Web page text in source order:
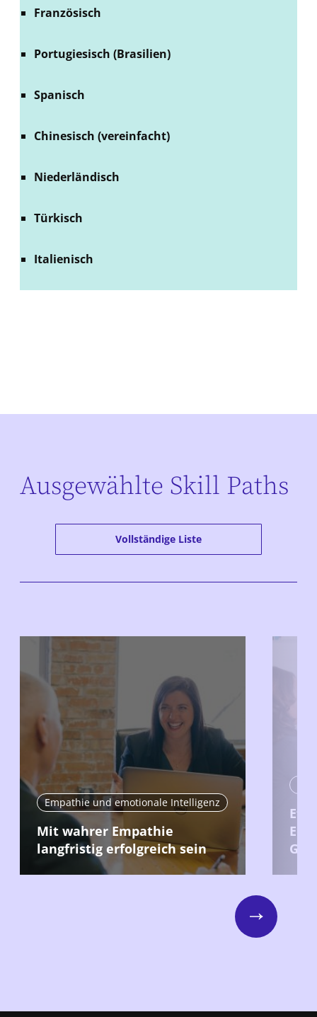
Französisch
Portugiesisch (Brasilien)
Spanisch
Chinesisch (vereinfacht)
Niederländisch
Türkisch
Italienisch
Ausgewählte Skill Paths
Vollständige Liste
Empathie und emotionale Intelligenz
Mit wahrer Empathie
langfristig erfolgreich sein
Next